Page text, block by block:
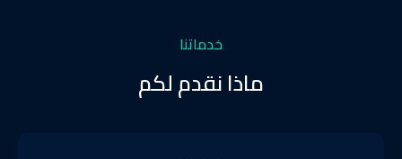
خدماتنا
ماذا نقدم لكم